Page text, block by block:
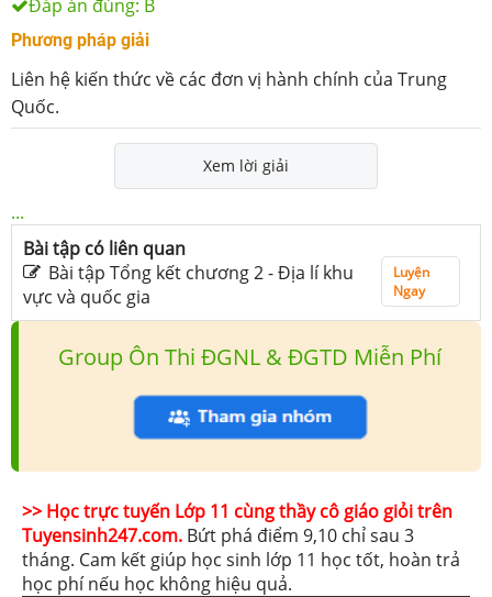
Đáp án đúng: B
Phương pháp giải
Liên hệ kiến thức về các đơn vị hành chính của Trung
Quốc.
Xem lời giải
...
Bài tập có liên quan
Bài tập Tổng kết chương 2 - Địa lí khu
vực và quốc gia
Luyện
Ngay
Group Ôn Thi ĐGNL & ĐGTD Miễn Phí
>> Học trực tuyến Lớp 11 cùng thầy cô giáo giỏi trên
Tuyensinh247.com. Bứt phá điểm 9,10 chỉ sau 3
tháng. Cam kết giúp học sinh lớp 11 học tốt, hoàn trả
học phí nếu học không hiệu quả.